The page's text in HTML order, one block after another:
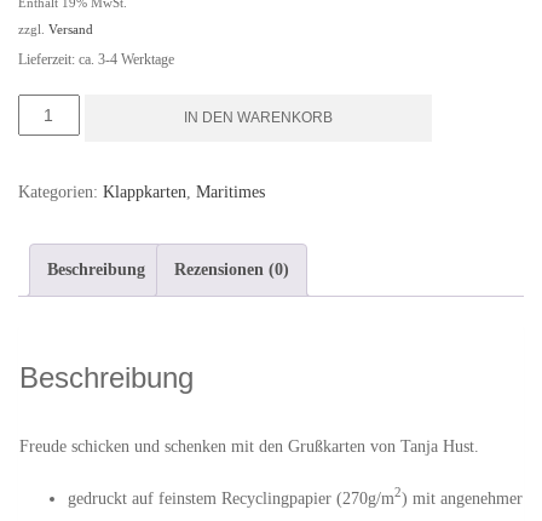
zzgl. Versand
Lieferzeit: ca. 3-4 Werktage
Klappkarte
IN DEN WARENKORB
Kategorien: Klappkarten, Maritimes
Beschreibung Rezensionen (0)
Beschreibung
Freude schicken und schenken mit den Grußkarten von Tanja Hust.
gedruckt auf feinstem Recyclingpapier (270g/m2) mit angenehmer